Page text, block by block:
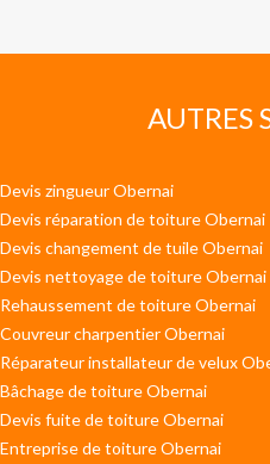
AUTRES
Devis zingueur Obernai
Devis réparation de toiture Obernai
Devis changement de tuile Obernai
Devis nettoyage de toiture Obernai
Rehaussement de toiture Obernai
Couvreur charpentier Obernai
Réparateur installateur de velux
Bâchage de toiture Obernai
Devis fuite de toiture Obernai
Entreprise de toiture Obernai